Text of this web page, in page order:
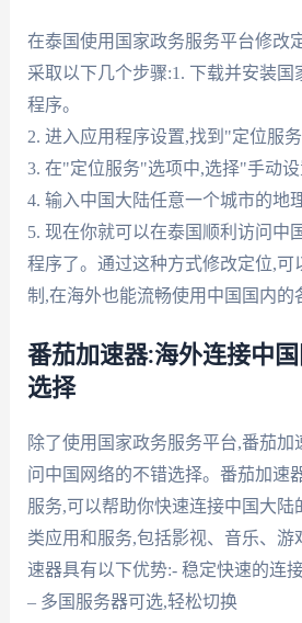
在泰国使用国家政务服务平台修改
采取以下几个步骤:1. 下载并安装国
程序。
2. 进入应用程序设置,找到"定位服务
3. 在"定位服务"选项中,选择"手动设
4. 输入中国大陆任意一个城市的地
5. 现在你就可以在泰国顺利访问中
程序了。通过这种方式修改定位,可
制,在海外也能流畅使用中国国内的
番茄加速器:海外连接中
选择
除了使用国家政务服务平台,番茄加
问中国网络的不错选择。番茄加速
服务,可以帮助你快速连接中国大陆
类应用和服务,包括影视、音乐、游
速器具有以下优势:- 稳定快速的连
– 多国服务器可选,轻松切换